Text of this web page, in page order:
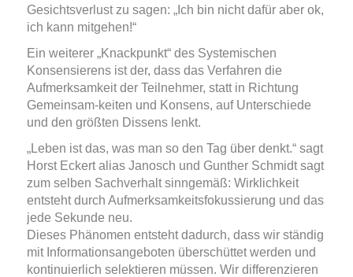
Gesichtsverlust zu sagen: „Ich bin nicht dafür aber ok,
ich kann mitgehen!“
Ein weiterer „Knackpunkt“ des Systemischen
Konsensierens ist der, dass das Verfahren die
Aufmerksamkeit der Teilnehmer, statt in Richtung
Gemeinsam-keiten und Konsens, auf Unterschiede
und den größten Dissens lenkt.
„Leben ist das, was man so den Tag über denkt.“ sagt
Horst Eckert alias Janosch und Gunther Schmidt sagt
zum selben Sachverhalt sinngemäß: Wirklichkeit
entsteht durch Aufmerksamkeitsfokussierung und das
jede Sekunde neu.
Dieses Phänomen entsteht dadurch, dass wir ständig
mit Informationsangeboten überschüttet werden und
kontinuierlich selektieren müssen. Wir differenzieren